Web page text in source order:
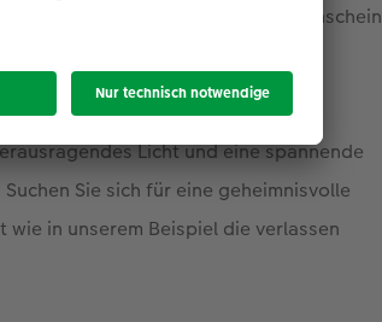
Dramaturgie, die sich bei Sonnenschein
Licht und eine spannende
Sie sich für eine geheimnisvolle
in unserem Beispiel die verlassen